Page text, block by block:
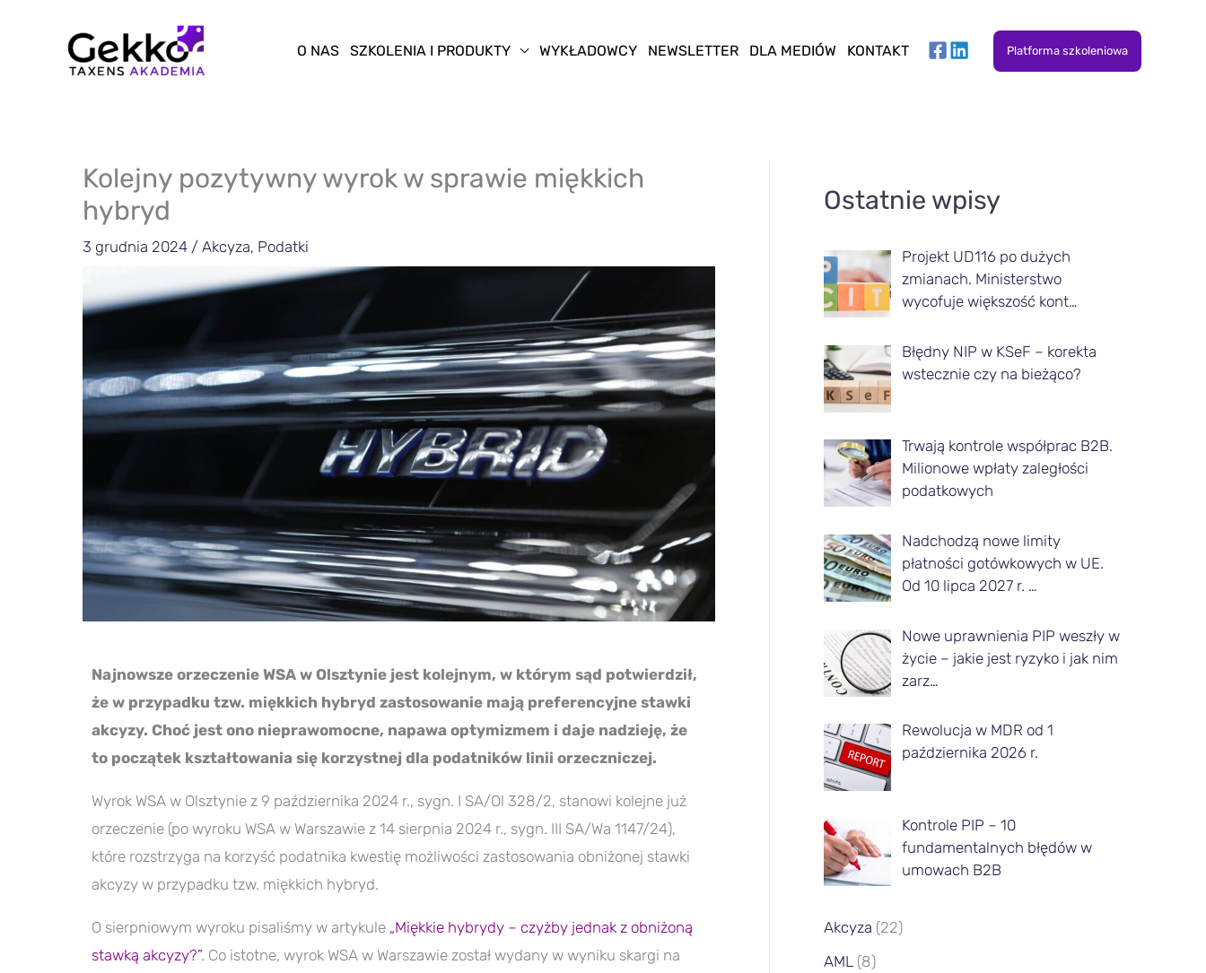
O NAS SZKOLENIA I PRODUKTY WYKŁADOWCY NEWSLETTER DLA MEDIÓW KONTAKT Platforma szkoleniowa
Kolejny pozytywny wyrok w sprawie miękkich
hybryd
3 grudnia 2024 / Akcyza, Podatki
Najnowsze orzeczenie WSA w Olsztynie jest kolejnym, w którym sąd potwierdził,
że w przypadku tzw. miękkich hybryd zastosowanie mają preferencyjne stawki
akcyzy. Choć jest ono nieprawomocne, napawa optymizmem i daje nadzieję, że
to początek kształtowania się korzystnej dla podatników linii orzeczniczej.
Wyrok WSA w Olsztynie z 9 października 2024 r., sygn. I SA/Ol 328/2, stanowi kolejne już
orzeczenie (po wyroku WSA w Warszawie z 14 sierpnia 2024 r., sygn. III SA/Wa 1147/24),
które rozstrzyga na korzyść podatnika kwestię możliwości zastosowania obniżonej stawki
akcyzy w przypadku tzw. miękkich hybryd.
O sierpniowym wyroku pisaliśmy w artykule „Miękkie hybrydy – czyżby jednak z obniżoną
stawką akcyzy?”. Co istotne, wyrok WSA w Warszawie został wydany w wyniku skargi na
Ostatnie wpisy
Projekt UD116 po dużych
zmianach. Ministerstwo
wycofuje większość kont…
Błędny NIP w KSeF – korekta
wstecznie czy na bieżąco?
Trwają kontrole współprac B2B.
Milionowe wpłaty zaległości
podatkowych
Nadchodzą nowe limity
płatności gotówkowych w UE.
Od 10 lipca 2027 r. …
Nowe uprawnienia PIP weszły w
życie – jakie jest ryzyko i jak nim
zarz…
Rewolucja w MDR od 1
października 2026 r.
Kontrole PIP – 10
fundamentalnych błędów w
umowach B2B
Akcyza (22)
AML (8)
r
y
k
ł
y
d
n
e
g
o
m
i
s
i
ą
c
a